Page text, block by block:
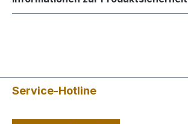
Service-Hotline